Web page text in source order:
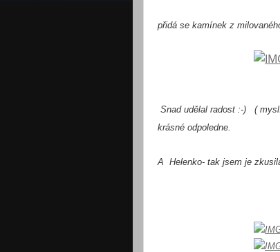
přidá se kamínek z
Snad udělal radost :-) (
krásné odpoledne.
A Helenko- tak jsem je
středomořské